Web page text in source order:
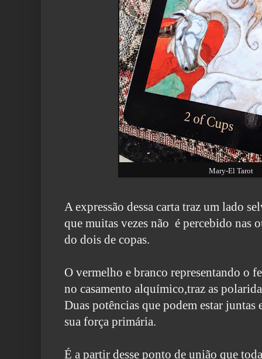
Mary-El Tarot
A expressão dessa carta traz um lado
que muitas vezes não é percebido nas
do dois de copas.
O vermelho e branco representando o
no casamento alquímico,traz as
Duas potências que podem estar juntas
sua força primária.
É a partir desse ponto de união que